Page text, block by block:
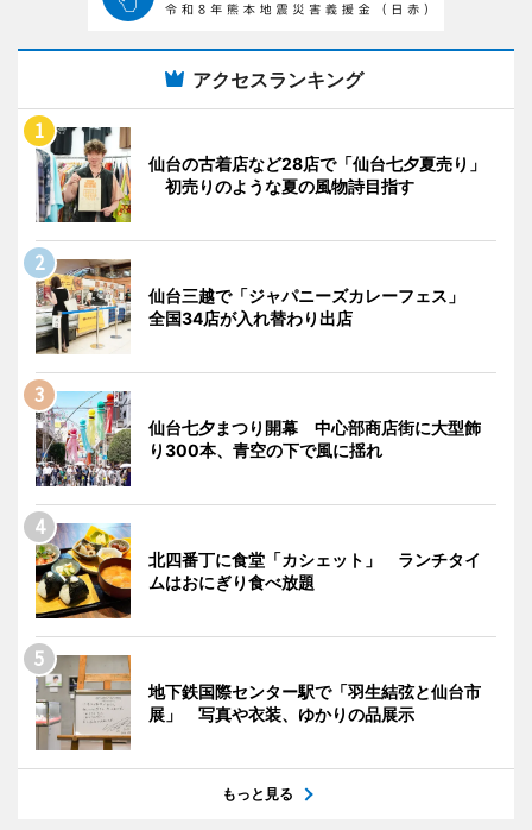
アクセスランキング
仙台の古着店など28店で「仙台七夕夏売り」
初売りのような夏の風物詩目指す
仙台三越で「ジャパニーズカレーフェス」
全国34店が入れ替わり出店
仙台七夕まつり開幕 中心部商店街に大型飾
り300本、青空の下で風に揺れ
北四番丁に食堂「カシェット」 ランチタイ
ムはおにぎり食べ放題
地下鉄国際センター駅で「羽生結弦と仙台市
展」 写真や衣装、ゆかりの品展示
もっと見る